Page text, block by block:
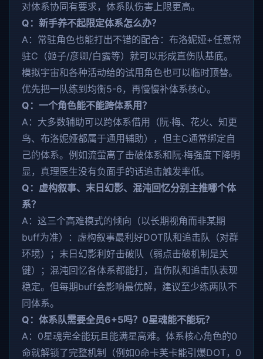
对体系协同有要求，体系队伤害上限更高。
Q：新手养不起限定体系怎么办？
A：常驻角色也能打出不错的配合：布洛妮娅+任意常
驻C（姬子/彦卿/白露等）就可以形成直伤队基底。
模拟宇宙和各种活动给的试用角色也可以临时顶替。
优先把一队练到均衡5-6，再慢慢补体系核心。
Q：一个角色能不能跨体系用？
A：大多数辅助可以跨体系借用（阮·梅、花火、知更
鸟、布洛妮娅都属于通用辅助），但主C通常绑定自
己的体系。例如流萤离了击破体系和阮·梅强度下降明
显，真理医生没有负面手的话追击触发率低。
Q：虚构叙事、末日幻影、混沌回忆分别主推哪个体
系？
A：这三个高难模式的倾向（以长期视角而非某期
buff为准）：虚构叙事最利好DOT队和追击队（对群
环境）；末日幻影利好击破队（弱点击破机制是关
键）；混沌回忆各体系都能打，直伤队和追击队表现
稳定。但每期buff会影响最优解，建议至少练两队不
同体系。
Q：体系队需要全员6+5吗？0星魂能不能玩？
A：0星魂完全能玩且能满星高难。体系核心角色的0
命就解锁了完整机制（例如0命卡芙卡能引爆DOT，0